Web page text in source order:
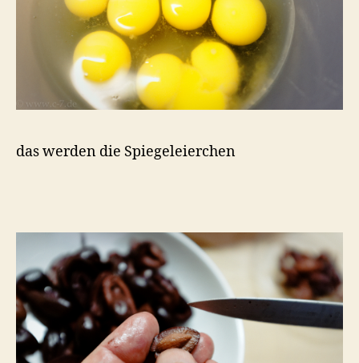
das werden die Spiegeleierchen